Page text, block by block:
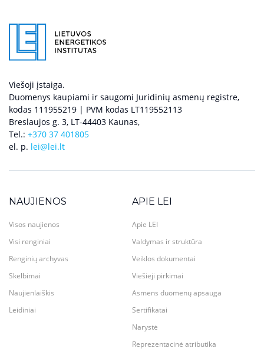
Viešoji įstaiga.
Duomenys kaupiami ir saugomi Juridinių asmenų registre,
kodas 111955219 | PVM kodas LT119552113
Breslaujos g. 3, LT-44403 Kaunas,
Tel.: +370 37 401805
el. p. lei@lei.lt
NAUJIENOS
Visos naujienos
Visi renginiai
Renginių archyvas
Skelbimai
Naujienlaiškis
Leidiniai
APIE LEI
Apie LEI
Valdymas ir struktūra
Veiklos dokumentai
Viešieji pirkimai
Asmens duomenų apsauga
Sertifikatai
Narystė
Reprezentacinė atributika